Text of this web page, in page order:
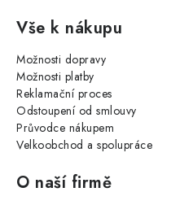
Vše k nákupu
Možnosti dopravy
Možnosti platby
Reklamační proces
Odstoupení od smlouvy
Průvodce nákupem
Velkoobchod a spolupráce
O naší firmě